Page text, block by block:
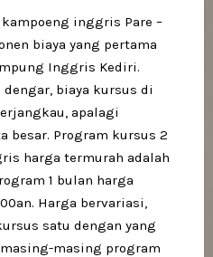
inggris Pare –
biaya yang pertama
Inggris Kediri.
biaya kursus di
apalagi
besar. Program kursus 2
harga termurah adalah
1 bulan harga
Harga bervariasi,
satu dengan yang
masing program